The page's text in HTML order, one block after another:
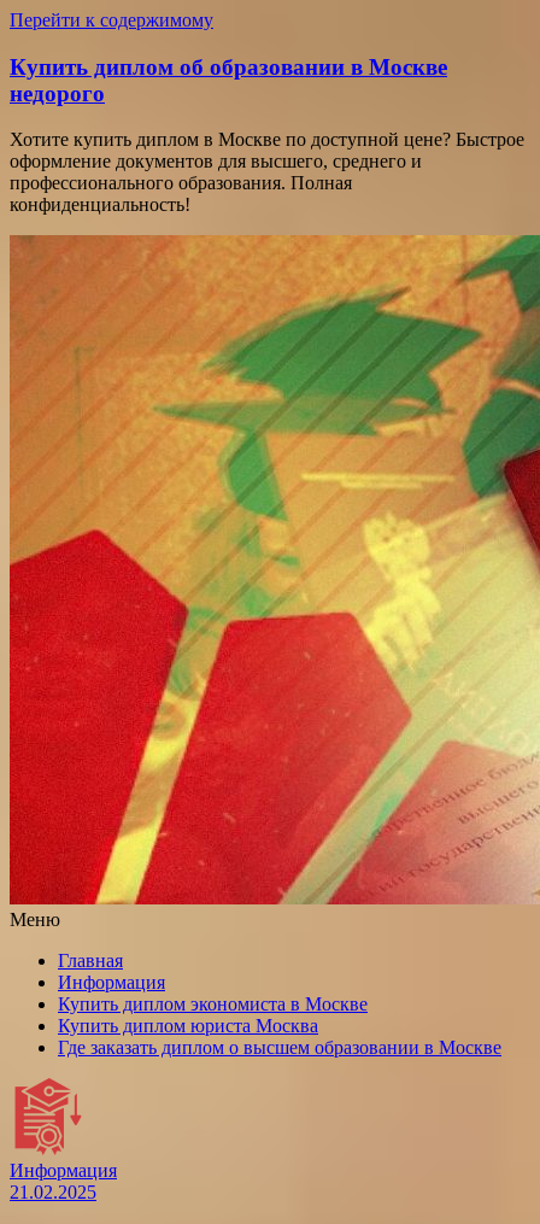
Перейти к содержимому
Купить диплом об образовании в Москве
недорого
Хотите купить диплом в Москве по доступной цене? Быстрое
оформление документов для высшего, среднего и
профессионального образования. Полная
конфиденциальность!
Меню
Главная
Информация
Купить диплом экономиста в Москве
Купить диплом юриста Москва
Где заказать диплом о высшем образовании в Москве
Информация
21.02.2025